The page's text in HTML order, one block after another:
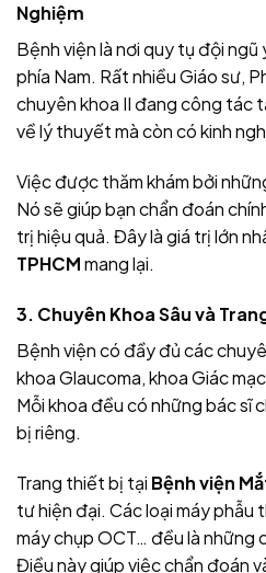
Nghiệm
Bệnh viện là nơi quy tụ đội ngũ
phía Nam. Rất nhiều Giáo sư,
chuyên khoa II đang công tác
về lý thuyết mà còn có kinh
Việc được thăm khám bởi
Nó sẽ giúp bạn chẩn đoán
trị hiệu quả. Đây là giá trị lớn
TPHCMmang lại.
3. Chuyên Khoa Sâu và
Bệnh viện có đầy đủ các
khoa Glaucoma, khoa Giác
Mỗi khoa đều có những bác sĩ
bị riêng.
Trang thiết bị tại Bệnh viện
tư hiện đại. Các loại máy phẫu
máy chụp OCT… đều là những
Điều này giúp việc chẩn đoán